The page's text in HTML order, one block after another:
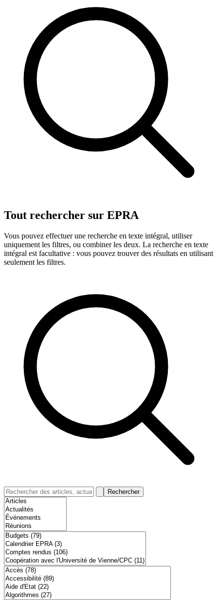
Tout rechercher sur EPRA
Vous pouvez effectuer une recherche en texte intégral, utiliser
uniquement les filtres, ou combiner les deux. La recherche en texte
intégral est facultative : vous pouvez trouver des résultats en utilisant
seulement les filtres.
Rechercher